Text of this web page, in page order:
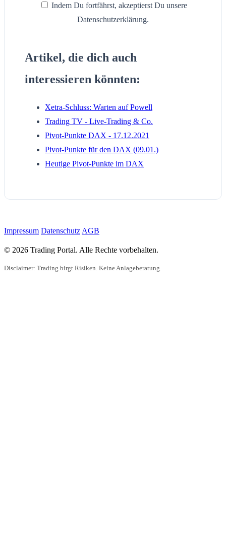
Indem Du fortfährst, akzeptierst Du unsere
Datenschutzerklärung.
Artikel, die dich auch
interessieren könnten:
Xetra-Schluss: Warten auf Powell
Trading TV - Live-Trading & Co.
Pivot-Punkte DAX - 17.12.2021
Pivot-Punkte für den DAX (09.01.)
Heutige Pivot-Punkte im DAX
Impressum Datenschutz AGB
© 2026 Trading Portal. Alle Rechte vorbehalten.
Disclaimer: Trading birgt Risiken. Keine Anlageberatung.